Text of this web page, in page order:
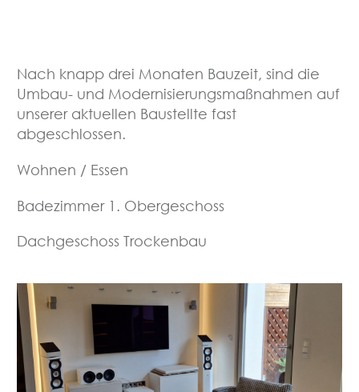
Nach knapp drei Monaten Bauzeit, sind die
Umbau- und Modernisierungsmaßnahmen auf
unserer aktuellen Baustellte fast
abgeschlossen.
Wohnen / Essen
Badezimmer 1. Obergeschoss
Dachgeschoss Trockenbau